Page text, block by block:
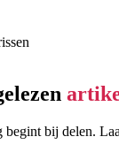
begint bij delen.